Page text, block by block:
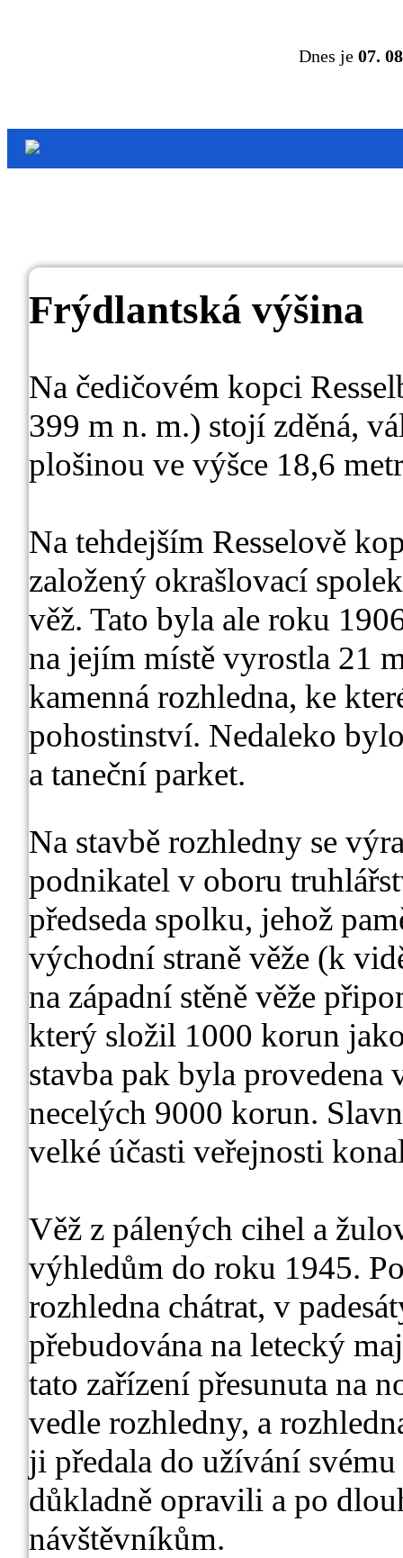
Dnes je 07.
Frýdlantská výšina
Na čedičovém kopci
399 m n. m.) stojí zděná,
plošinou ve výšce 18,6
Na tehdejším Resselově
založený okrašlovací
věž. Tato byla ale roku
na jejím místě vyrostla 21
kamenná rozhledna, ke
pohostinství. Nedaleko
a taneční parket.
Na stavbě rozhledny se
podnikatel v oboru
předseda spolku, jehož
východní straně věže (k
na západní stěně věže
který složil 1000 korun
stavba pak byla provedena
necelých 9000 korun.
velké účasti veřejnosti
Věž z pálených cihel a
výhledům do roku 1945.
rozhledna chátrat, v
přebudována na letecký
tato zařízení přesunuta na
vedle rozhledny, a
ji předala do užívání
důkladně opravili a po
návštěvníkům.